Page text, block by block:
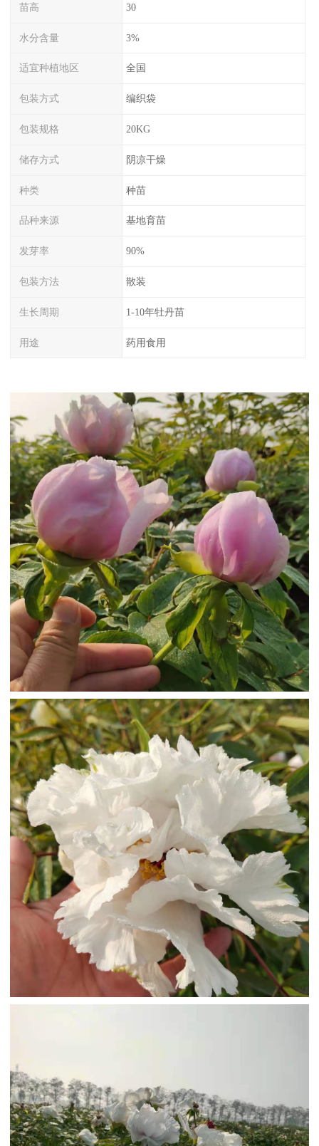
苗高 30
水分含量 3%
适宜种植地区 全国
包装方式 编织袋
包装规格 20KG
储存方式 阴凉干燥
种类 种苗
品种来源 基地育苗
发芽率 90%
包装方法 散装
生长周期 1-10年牡丹苗
用途 药用食用